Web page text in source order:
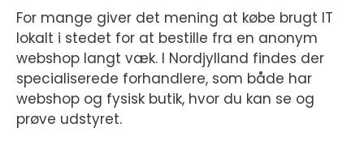
For mange giver det mening at købe brugt IT
lokalt i stedet for at bestille fra en anonym
webshop langt væk. I Nordjylland findes der
specialiserede forhandlere, som både har
webshop og fysisk butik, hvor du kan se og
prøve udstyret.